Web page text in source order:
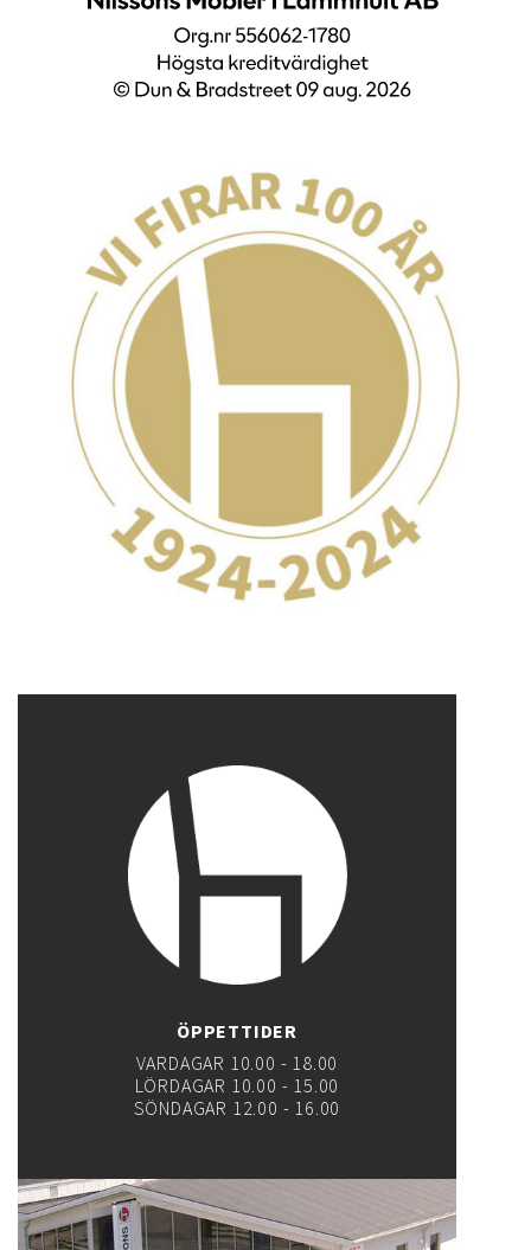
ÖPPETTIDER
VARDAGAR 10.00 - 18.00
LÖRDAGAR 10.00 - 15.00
SÖNDAGAR 12.00 - 16.00